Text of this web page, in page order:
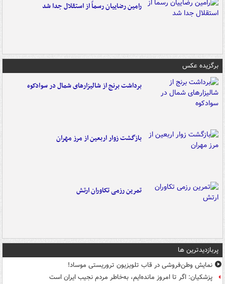
رامین رضاییان رسماً از استقلال جدا شد
برگزیده عکس
برداشت برنج از شالیزارهای شمال در سوادکوه
بازگشت زوار اربعین از مرز مهران
تمرین رزمی تکاوران ارتش
پربازدیدترین ها
نمایش وطن‌فروشی در قاب تلویزیون تروریستی موساد!
پزشکیان: اگر تا امروز مانده‌ایم، به‌خاطر مردم نجیب ایران است